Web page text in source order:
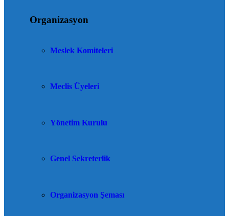
Organizasyon
Meslek Komiteleri
Meclis Üyeleri
Yönetim Kurulu
Genel Sekreterlik
Organizasyon Şeması